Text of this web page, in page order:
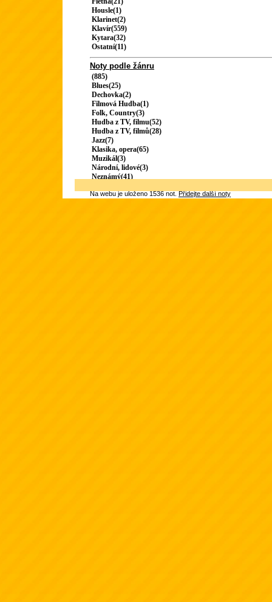
Housle(1)
Klarinet(2)
Klavír(559)
Kytara(32)
Ostatní(11)
Noty podle žánru
(885)
Blues(25)
Dechovka(2)
Filmová Hudba(1)
Folk, Country(3)
Hudba z TV, filmu(52)
Hudba z TV, filmů(28)
Jazz(7)
Klasika, opera(65)
Muzikál(3)
Národní, lidové(3)
Neznámý(41)
Na webu je uloženo 1536 not.Přidejte další noty